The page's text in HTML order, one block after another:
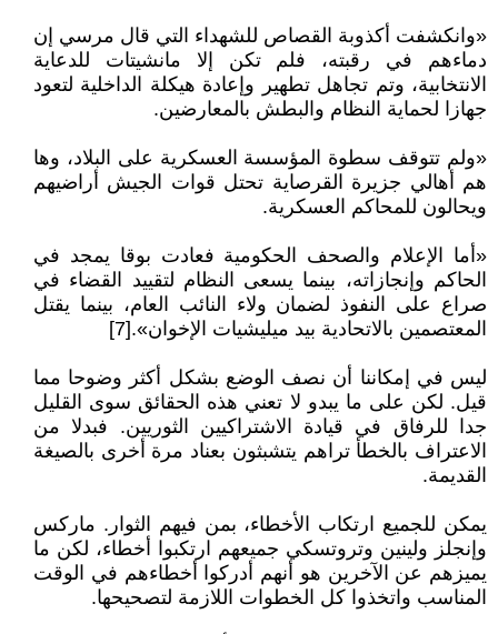
«وانكشفت أكذوبة القصاص للشهداء التي قال مرسي إن
دماءهم في رقبته، فلم تكن إلا مانشيتات للدعاية
الانتخابية، وتم تجاهل تطهير وإعادة هيكلة الداخلية لتعود
جهازا لحماية النظام والبطش بالمعارضين.
«ولم تتوقف سطوة المؤسسة العسكرية على البلاد، وها
هم أهالي جزيرة القرصاية تحتل قوات الجيش أراضيهم
ويحالون للمحاكم العسكرية.
«أما الإعلام والصحف الحكومية فعادت بوقا يمجد في
الحاكم وإنجازاته، بينما يسعى النظام لتقييد القضاء في
صراع على النفوذ لضمان ولاء النائب العام، بينما يقتل
المعتصمين بالاتحادية بيد ميليشيات الإخوان».[7]
ليس في إمكاننا أن نصف الوضع بشكل أكثر وضوحا مما
قيل. لكن على ما يبدو لا تعني هذه الحقائق سوى القليل
جدا للرفاق في قيادة الاشتراكيين الثوريين. فبدلا من
الاعتراف بالخطأ تراهم يتشبثون بعناد مرة أخرى بالصيغة
القديمة.
يمكن للجميع ارتكاب الأخطاء، بمن فيهم الثوار. ماركس
وإنجلز ولينين وتروتسكي جميعهم ارتكبوا أخطاء، لكن ما
يميزهم عن الآخرين هو أنهم أدركوا أخطاءهم في الوقت
المناسب واتخذوا كل الخطوات اللازمة لتصحيحها.